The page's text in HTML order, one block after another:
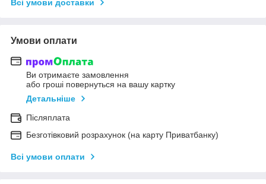
Всі умови доставки
Умови оплати
Ви отримаєте замовлення
або гроші повернуться на вашу картку
Детальніше
Післяплата
Безготівковий розрахунок (на карту Приватбанку)
Всі умови оплати